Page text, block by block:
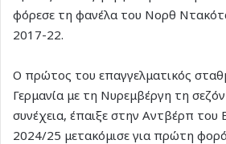
φόρεσε τη φανέλα του Νορθ
2017-22.
Ο πρώτος του επαγγελματικός
Γερμανία με τη Νυρεμβέργη τη
συνέχεια, έπαιξε στην Αντβέρπ του
2024/25 μετακόμισε για πρώτη